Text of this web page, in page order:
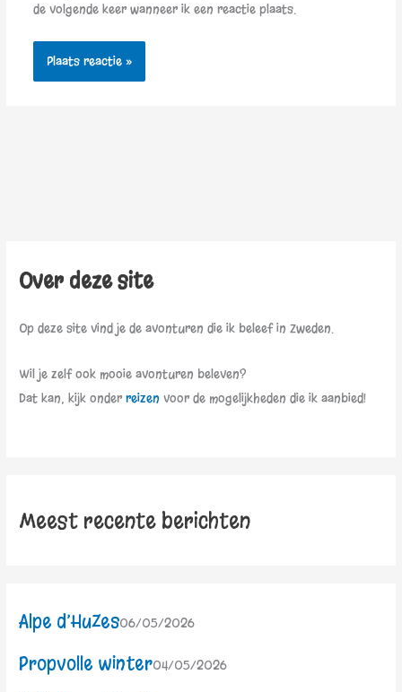
de volgende keer wanneer ik een reactie plaats.
Over deze site
Op deze site vind je de avonturen die ik beleef in Zweden.
Wil je zelf ook mooie avonturen beleven?
Dat kan, kijk onderreizen voor de mogelijkheden die ik aanbied!
Meest recente berichten
Alpe d’HuZes06/05/2026
Propvolle winter04/05/2026